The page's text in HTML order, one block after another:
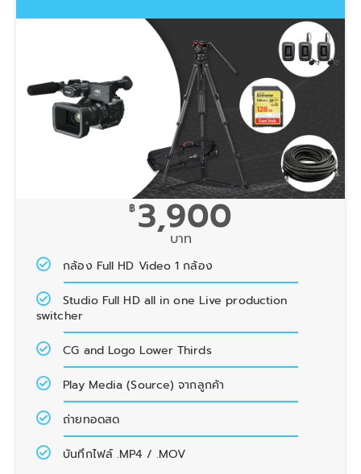
฿ 3,900
บาท
กล้อง Full HD Video 1 กล้อง
Studio Full HD all in one Live production
switcher
CG and Logo Lower Thirds
Play Media (Source) จากลูกค้า
ถ่ายทอดสด
บันทึกไฟล์ .MP4 / .MOV